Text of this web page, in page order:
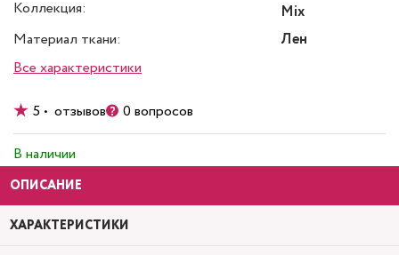
Коллекция:
Mix
Материал ткани:
Лен
Все характеристики
5 • отзывов 0 вопросов
В наличии
ОПИСАНИЕ
ХАРАКТЕРИСТИКИ